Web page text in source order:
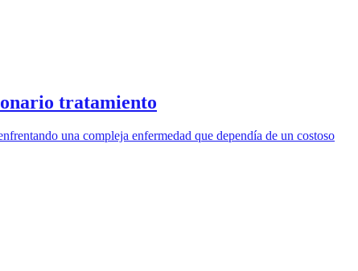
tratamiento
una compleja enfermedad que dependía de un costoso